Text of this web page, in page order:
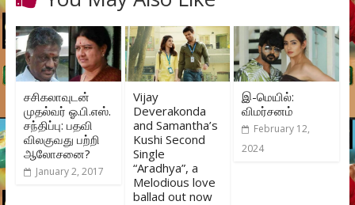
சசிகலாவுடன்
முதல்வர் ஓ.பி.எஸ்.
சந்திப்பு: பதவி
விலகுவது பற்றி
ஆலோசனை?
January 2, 2017
Vijay
Deverakonda
and Samantha’s
Kushi Second
Single
“Aradhya”, a
Melodious love
ballad out now
இ-மெயில்:
விமர்சனம்
February 12,
2024